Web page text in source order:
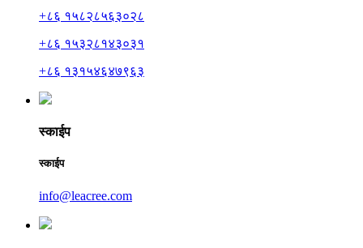
+८६ १५८२८५६३०२८
+८६ १५३२८१४३०३१
+८६ १३१५४६४७९६३
स्काईप
स्काईप
info@leacree.com